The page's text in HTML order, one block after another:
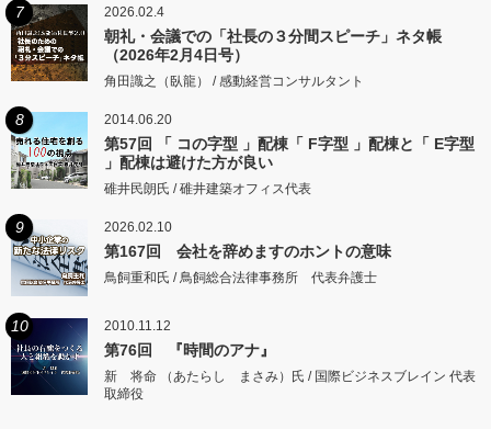
7 2026.02.4
朝礼・会議での「社長の３分間スピーチ」ネタ帳
（2026年2月4日号）
角田識之（臥龍） / 感動経営コンサルタント
8 2014.06.20
第57回 「 コの字型 」配棟「 F字型 」配棟と「 E字型
」配棟は避けた方が良い
碓井民朗氏 / 碓井建築オフィス代表
9 2026.02.10
第167回 会社を辞めますのホントの意味
鳥飼重和氏 / 鳥飼総合法律事務所 代表弁護士
10 2010.11.12
第76回 『時間のアナ』
新 将命 （あたらし まさみ）氏 / 国際ビジネスブレイン 代表
取締役